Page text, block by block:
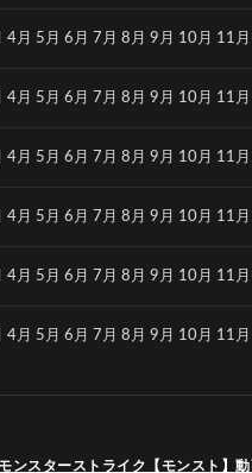
4月 5月 6月 7月 8月 9月 10月 11月
4月 5月 6月 7月 8月 9月 10月 11月
4月 5月 6月 7月 8月 9月 10月 11月
4月 5月 6月 7月 8月 9月 10月 11月
4月 5月 6月 7月 8月 9月 10月 11月
4月 5月 6月 7月 8月 9月 10月 11月
モンスターストライク【モンスト】